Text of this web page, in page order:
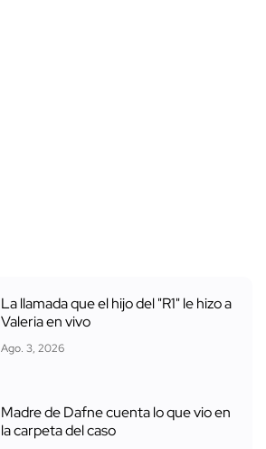
La llamada que el hijo del "R1" le hizo a
Valeria en vivo
Ago. 3, 2026
Madre de Dafne cuenta lo que vio en
la carpeta del caso